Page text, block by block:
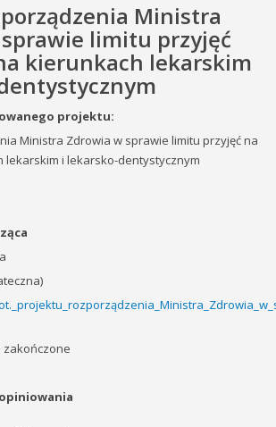
Ministra
limitu przyjęć
kierunkach lekarskim
projektu:
Ministra Zdrowia w sprawie limitu przyjęć na
lekarskim i lekarsko-dentystycznym
zakończone